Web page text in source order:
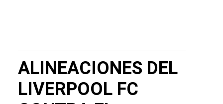
ALINEACIONES DEL
LIVERPOOL FC